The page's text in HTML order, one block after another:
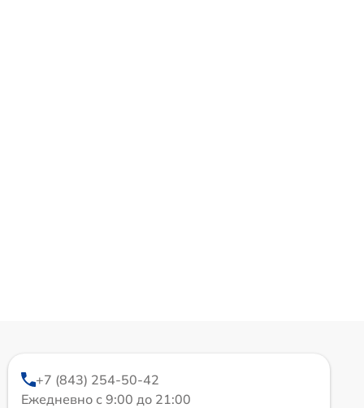
+7 (843) 254-50-42
Ежедневно с 9:00 до 21:00